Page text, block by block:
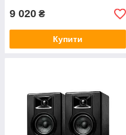
9 020 ₴
Купити